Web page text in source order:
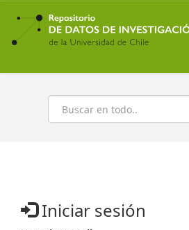
Ir
contenido
principal
Buscar
Iniciar sesión